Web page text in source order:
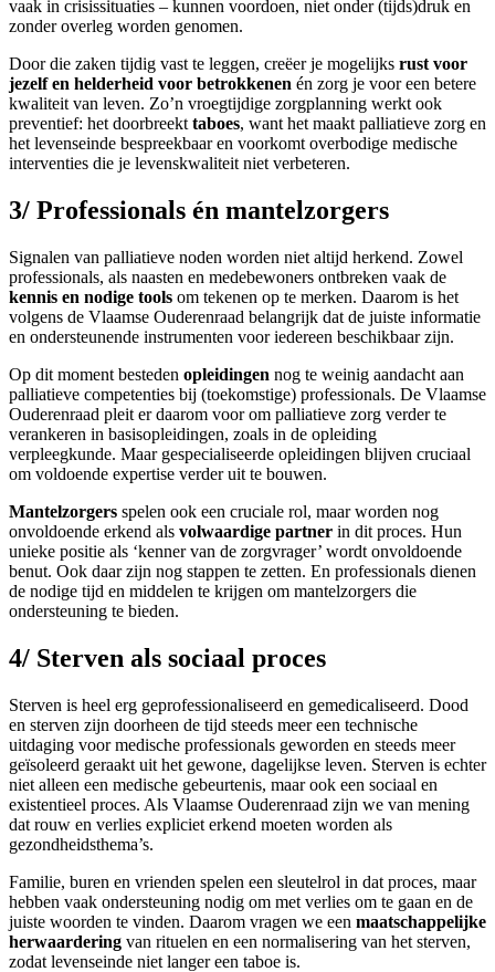
vaak in crisissituaties – kunnen voordoen, niet onder (tijds)druk en
zonder overleg worden genomen.
Door die zaken tijdig vast te leggen, creëer je mogelijks rust voor
jezelf en helderheid voor betrokkenen én zorg je voor een betere
kwaliteit van leven. Zo’n vroegtijdige zorgplanning werkt ook
preventief: het doorbreekt taboes, want het maakt palliatieve zorg en
het levenseinde bespreekbaar en voorkomt overbodige medische
interventies die je levenskwaliteit niet verbeteren.
3/ Professionals én mantelzorgers
Signalen van palliatieve noden worden niet altijd herkend. Zowel
professionals, als naasten en medebewoners ontbreken vaak de
kennis en nodige tools om tekenen op te merken. Daarom is het
volgens de Vlaamse Ouderenraad belangrijk dat de juiste informatie
en ondersteunende instrumenten voor iedereen beschikbaar zijn.
Op dit moment besteden opleidingen nog te weinig aandacht aan
palliatieve competenties bij (toekomstige) professionals. De Vlaamse
Ouderenraad pleit er daarom voor om palliatieve zorg verder te
verankeren in basisopleidingen, zoals in de opleiding
verpleegkunde. Maar gespecialiseerde opleidingen blijven cruciaal
om voldoende expertise verder uit te bouwen.
Mantelzorgers spelen ook een cruciale rol, maar worden nog
onvoldoende erkend als volwaardige partner in dit proces. Hun
unieke positie als ‘kenner van de zorgvrager’ wordt onvoldoende
benut. Ook daar zijn nog stappen te zetten. En professionals dienen
de nodige tijd en middelen te krijgen om mantelzorgers die
ondersteuning te bieden.
4/ Sterven als sociaal proces
Sterven is heel erg geprofessionaliseerd en gemedicaliseerd. Dood
en sterven zijn doorheen de tijd steeds meer een technische
uitdaging voor medische professionals geworden en steeds meer
geïsoleerd geraakt uit het gewone, dagelijkse leven. Sterven is echter
niet alleen een medische gebeurtenis, maar ook een sociaal en
existentieel proces. Als Vlaamse Ouderenraad zijn we van mening
dat rouw en verlies expliciet erkend moeten worden als
gezondheidsthema’s.
Familie, buren en vrienden spelen een sleutelrol in dat proces, maar
hebben vaak ondersteuning nodig om met verlies om te gaan en de
juiste woorden te vinden. Daarom vragen we een maatschappelijke
herwaardering van rituelen en een normalisering van het sterven,
zodat levenseinde niet langer een taboe is.